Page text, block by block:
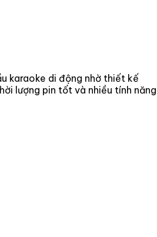
karaoke di động nhờ thiết kế
lượng pin tốt và nhiều tính năng